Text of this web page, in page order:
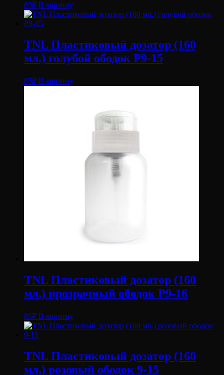
85₽ В корзину
TNL Пластиковый дозатор (160
мл.) голубой ободок P9-15
85₽ В корзину
TNL Пластиковый дозатор (160
мл.) прозрачный ободок P9-16
85₽ В корзину
TNL Пластиковый дозатор (160
мл.) розовый ободок 9-15